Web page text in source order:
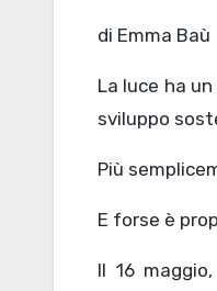
di Emma Baù
La luce ha
sviluppo
Più
E forse è
Il 16